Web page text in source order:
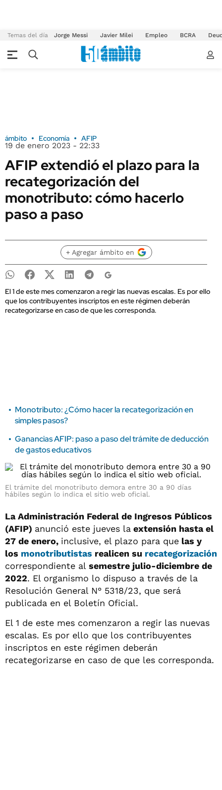
Temas del día Jorge Messi Javier Milei Empleo BCRA
ámbito Economía AFIP
19 de enero 2023 - 22:33
AFIP extendió el plazo para la
recategorización del
monotributo: cómo hacerlo
paso a paso
+ Agregar ámbito en
El 1 de este mes comenzaron a regir las nuevas escalas. Es por ello
que los contribuyentes inscriptos en este régimen deberán
recategorizarse en caso de que les corresponda.
Monotributo: ¿Cómo hacer la recategorización en
simples pasos?
Ganancias AFIP: paso a paso del trámite de deducción
de gastos educativos
El trámite del monotributo demora entre 30 a 90 días
hábiles según lo indica el sitio web oficial.
La Administración Federal de Ingresos Públicos
(AFIP) anunció este jueves la extensión hasta el
27 de enero, inclusive, el plazo para que las y
los monotributistas realicen su recategorización
correspondiente al semestre julio-diciembre de
2022. El organismo lo dispuso a través de la
Resolución General N° 5318/23, que será
publicada en el Boletín Oficial.
El 1 de este mes comenzaron a regir las nuevas
escalas. Es por ello que los contribuyentes
inscriptos en este régimen deberán
recategorizarse en caso de que les corresponda.